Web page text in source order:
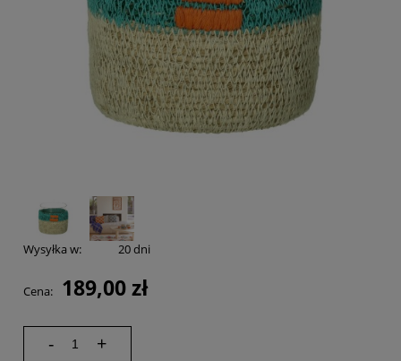
Wysyłka w: 20 dni
Cena: 189,00 zł
- +